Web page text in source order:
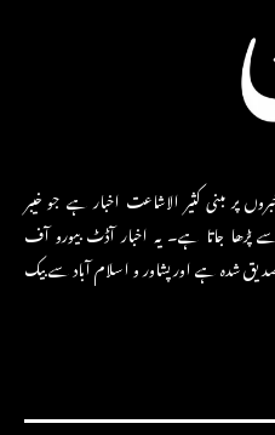
پر مبنی کثیر الاشاعت اخبار ہے جو خیبر
جاتا ہے۔ یہ اخبار آڈٹ بیورو آف
شدہ ہے اور پشاور و اسلام آباد سے بیک